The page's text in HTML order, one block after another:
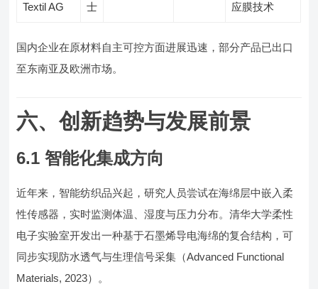
Textil AG
士
应膜技术
国内企业在原材料自主可控方面进展迅速，部分产品已出口
至东南亚及欧洲市场。
六、创新趋势与发展前景
6.1 智能化集成方向
近年来，智能纺织品兴起，研究人员尝试在海绵层中嵌入柔
性传感器，实时监测体温、湿度与压力分布。清华大学柔性
电子实验室开发出一种基于石墨烯导电海绵的复合结构，可
同步实现防水透气与生理信号采集（Advanced Functional
Materials, 2023）。